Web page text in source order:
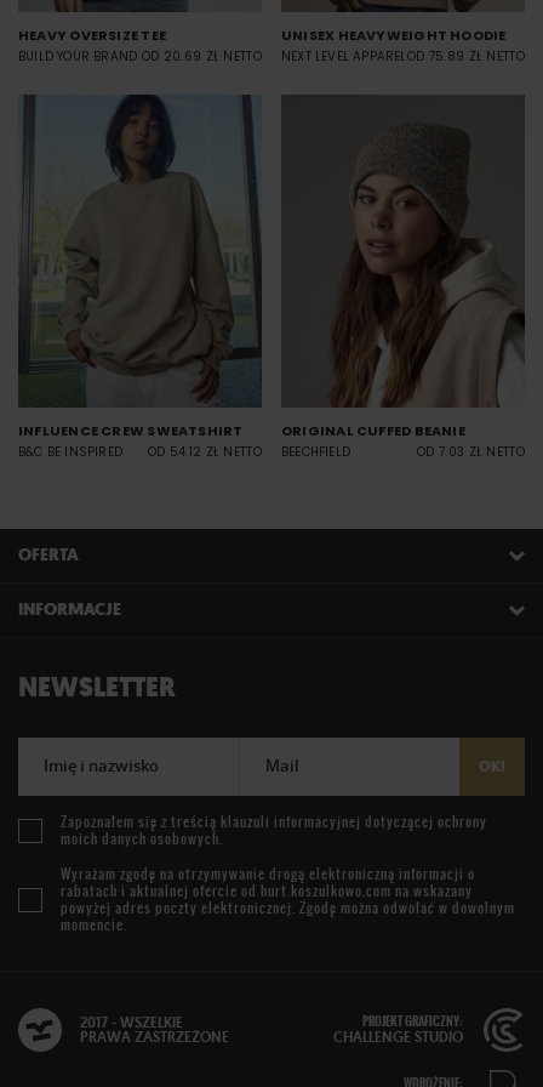
HEAVY OVERSIZE TEE
BUILD YOUR BRAND OD 20.69 ZŁ NETTO
UNISEX HEAVYWEIGHT HOODIE
NEXT LEVEL APPARELOD 75.89 ZŁ NETTO
INFLUENCE CREW SWEATSHIRT
B&C BE INSPIRED OD 54.12 ZŁ NETTO
ORIGINAL CUFFED BEANIE
BEECHFIELD OD 7.03 ZŁ NETTO
OFERTA
INFORMACJE
NEWSLETTER
Imię i nazwisko Mail OK!
Zapoznałem się z treścią klauzuli informacyjnej dotyczącej ochrony
moich danych osobowych.
Wyrażam zgodę na otrzymywanie drogą elektroniczną informacji o
rabatach i aktualnej ofercie od hurt.koszulkowo.com na wskazany
powyżej adres poczty elektronicznej. Zgodę można odwołać w dowolnym
momencie.
2017 - WSZELKIE
PRAWA ZASTRZEŻONE
PROJEKT GRAFICZNY:
CHALLENGE STUDIO